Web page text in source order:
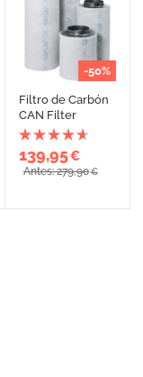
-50%
Filtro de Carbón
CAN Filter
139,95€
Antes: 279,90€